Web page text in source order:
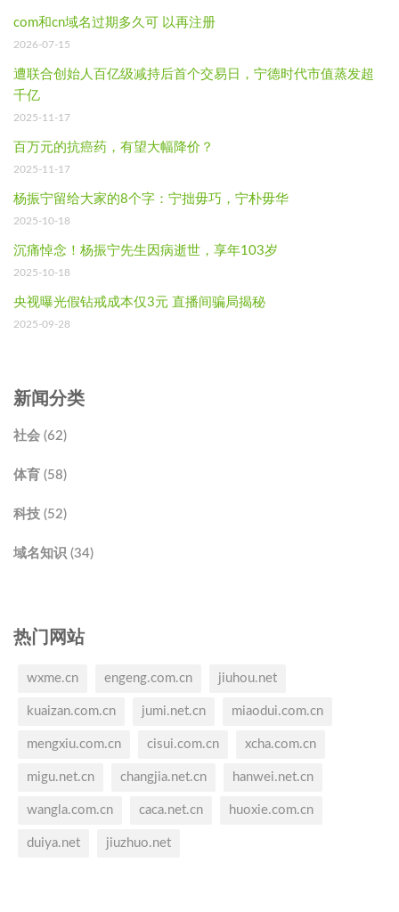
com和cn域名过期多久可 以再注册
2026-07-15
遭联合创始人百亿级减持后首个交易日，宁德时代市值蒸发超
千亿
2025-11-17
百万元的抗癌药，有望大幅降价？
2025-11-17
杨振宁留给大家的8个字：宁拙毋巧，宁朴毋华
2025-10-18
沉痛悼念！杨振宁先生因病逝世，享年103岁
2025-10-18
央视曝光假钻戒成本仅3元 直播间骗局揭秘
2025-09-28
新闻分类
社会 (62)
体育 (58)
科技 (52)
域名知识 (34)
热门网站
wxme.cn engeng.com.cn jiuhou.net
kuaizan.com.cn jumi.net.cn miaodui.com.cn
mengxiu.com.cn cisui.com.cn xcha.com.cn
migu.net.cn changjia.net.cn hanwei.net.cn
wangla.com.cn caca.net.cn huoxie.com.cn
duiya.net jiuzhuo.net